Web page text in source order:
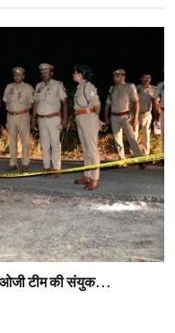
टीम की संयुक...